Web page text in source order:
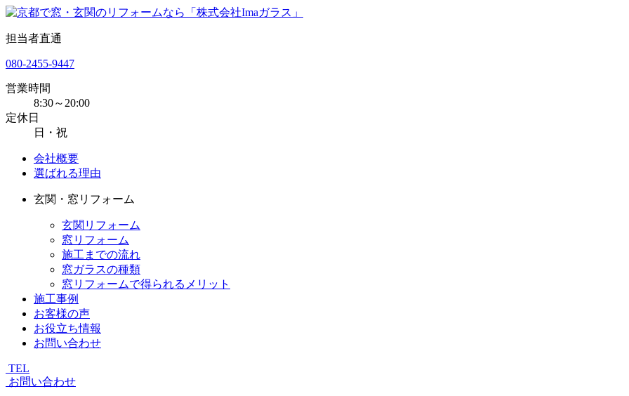
担当者直通
080-2455-9447
営業時間
8:30～20:00
定休日
日・祝
会社概要
選ばれる理由
玄関・窓リフォーム
玄関リフォーム
窓リフォーム
施工までの流れ
窓ガラスの種類
窓リフォームで得られるメリット
施工事例
お客様の声
お役立ち情報
お問い合わせ
TEL
お問い合わせ